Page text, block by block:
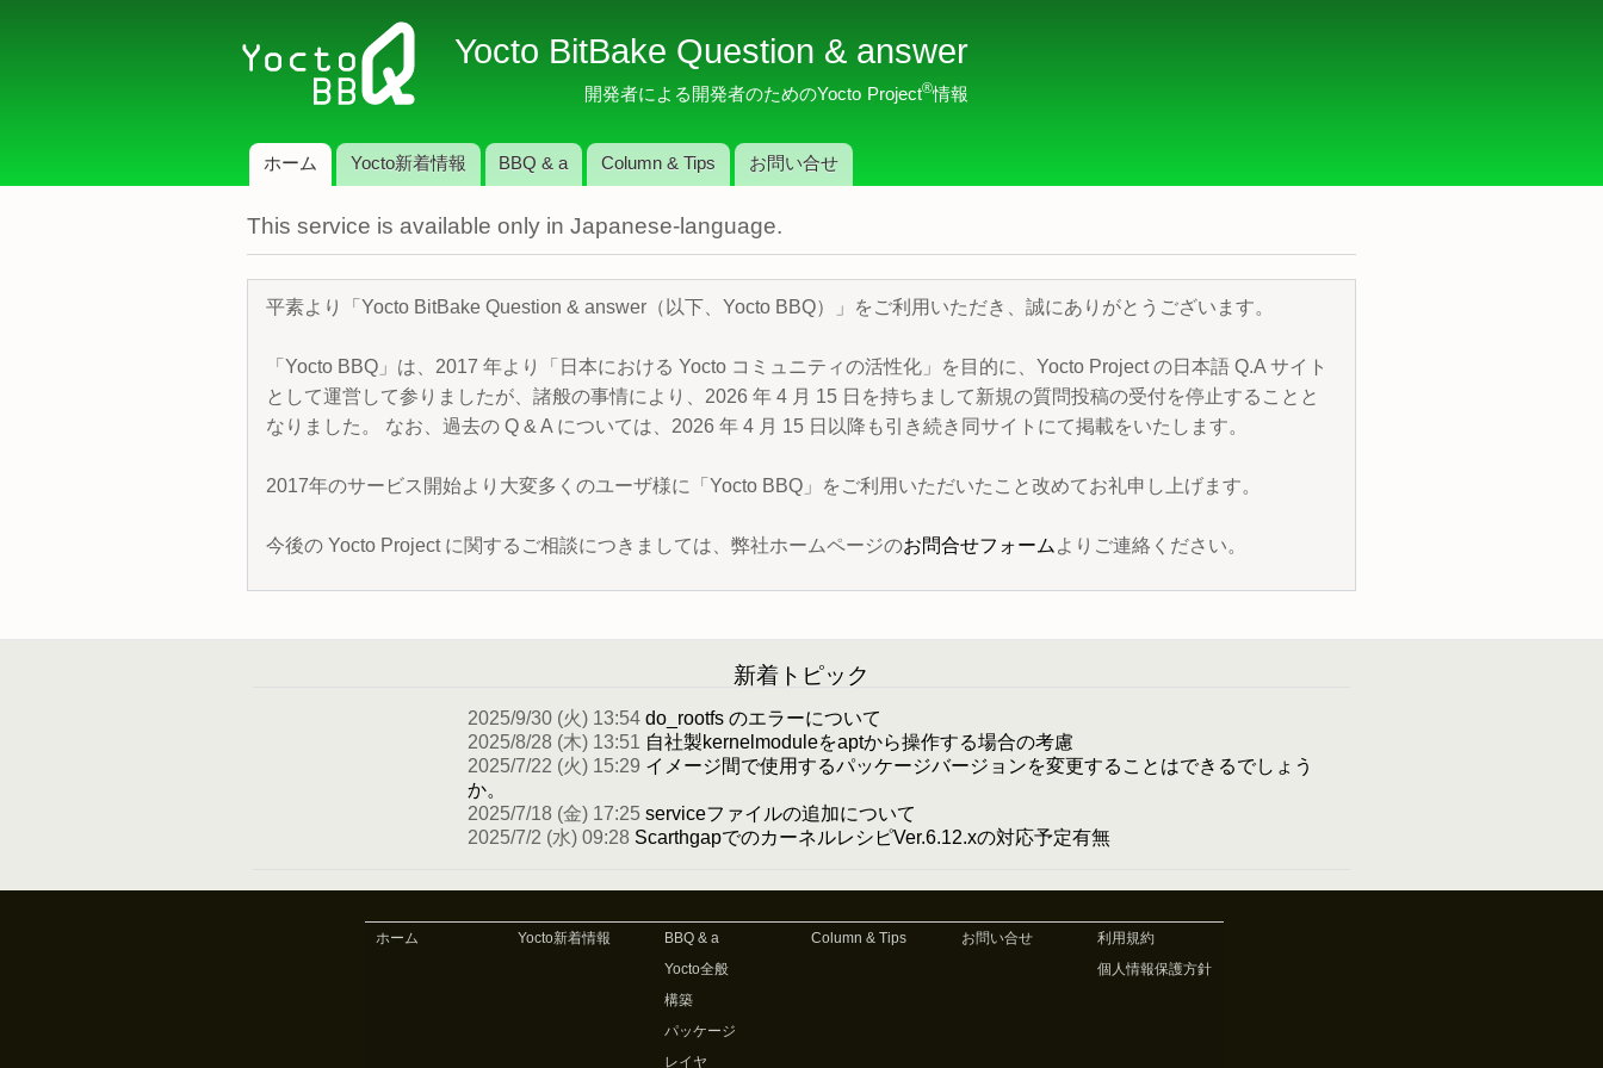
イ
コ
テ
ツ
に
移
動
Yocto BitBake Question & answer
開発者による開発者のためのYocto Project®情報
メインメニュー
ホーム Yocto新着情報 BBQ & a Column & Tips お問い合せ
This service is available only in Japanese-language.
平素より「Yocto BitBake Question & answer（以下、Yocto BBQ）」をご利用いただき、誠にありがとうございます。
「Yocto BBQ」は、2017 年より「日本における Yocto コミュニティの活性化」を目的に、Yocto Project の日本語 Q.A サイト
として運営して参りましたが、諸般の事情により、2026 年 4 月 15 日を持ちまして新規の質問投稿の受付を停止することと
なりました。 なお、過去の Q & A については、2026 年 4 月 15 日以降も引き続き同サイトにて掲載をいたします。
2017年のサービス開始より大変多くのユーザ様に「Yocto BBQ」をご利用いただいたこと改めてお礼申し上げます。
今後の Yocto Project に関するご相談につきましては、弊社ホームページのお問合せフォーム よりご連絡ください。
新着トピック
2025/9/30 (火) 13:54 do_rootfs のエラーについて
2025/8/28 (木) 13:51 自社製kernelmoduleをaptから操作する場合の考慮
2025/7/22 (火) 15:29 イメージ間で使用するパッケージバージョンを変更することはできるでしょう
か。
2025/7/18 (金) 17:25 serviceファイルの追加について
2025/7/2 (水) 09:28 ScarthgapでのカーネルレシピVer.6.12.xの対応予定有無
ホーム Yocto新着情報 BBQ & a Column & Tips お問い合せ
利用規約
Yocto全般
個人情報保護方針
構築
パッケージ
レイヤ